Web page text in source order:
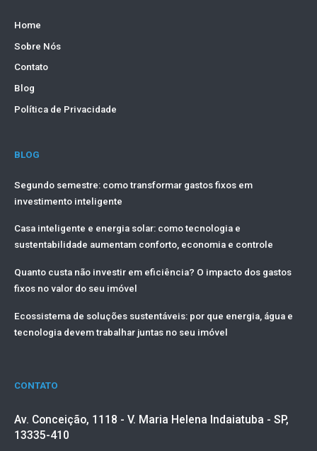
Home
Sobre Nós
Contato
Blog
Política de Privacidade
BLOG
Segundo semestre: como transformar gastos fixos em
investimento inteligente
Casa inteligente e energia solar: como tecnologia e
sustentabilidade aumentam conforto, economia e controle
Quanto custa não investir em eficiência? O impacto dos gastos
fixos no valor do seu imóvel
Ecossistema de soluções sustentáveis: por que energia, água e
tecnologia devem trabalhar juntas no seu imóvel
CONTATO
Av. Conceição, 1118 - V. Maria Helena Indaiatuba - SP,
13335-410